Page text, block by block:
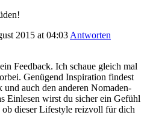
2015 at 04:03 Antworten
Feedback. Ich schaue gleich mal
Genügend Inspiration findest
und auch den anderen Nomaden-
Einlesen wirst du sicher ein Gefühl
ob dieser Lifestyle reizvoll für dich